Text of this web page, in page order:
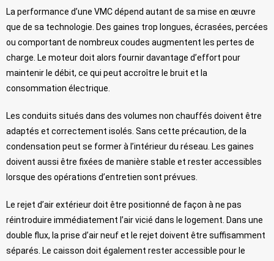
La performance d’une VMC dépend autant de sa mise en œuvre
que de sa technologie. Des gaines trop longues, écrasées, percées
ou comportant de nombreux coudes augmentent les pertes de
charge. Le moteur doit alors fournir davantage d’effort pour
maintenir le débit, ce qui peut accroître le bruit et la
consommation électrique.
Les conduits situés dans des volumes non chauffés doivent être
adaptés et correctement isolés. Sans cette précaution, de la
condensation peut se former à l’intérieur du réseau. Les gaines
doivent aussi être fixées de manière stable et rester accessibles
lorsque des opérations d’entretien sont prévues.
Le rejet d’air extérieur doit être positionné de façon à ne pas
réintroduire immédiatement l’air vicié dans le logement. Dans une
double flux, la prise d’air neuf et le rejet doivent être suffisamment
séparés. Le caisson doit également rester accessible pour le